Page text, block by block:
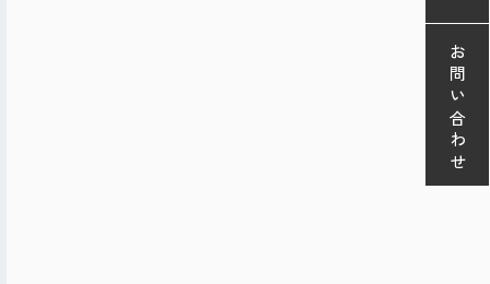
お問い合わせ